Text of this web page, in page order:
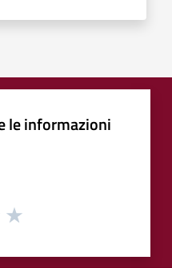
le informazioni